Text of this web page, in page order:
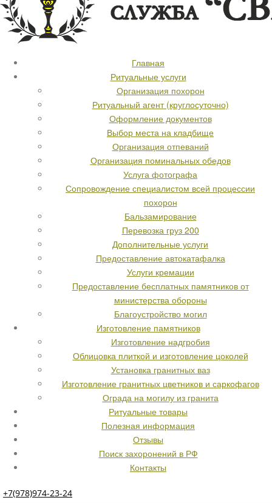
Главная
Ритуальные услуги
Организация похорон
Ритуальный агент (круглосуточно)
Оформление документов
Выбор места на кладбище
Организация отпеваний
Организация поминальных обедов
Услуга фотографа
Сопровождение специалистом всей процессии
похорон
Бальзамирование
Перевозка груз 200
Дополнительные услуги
Предоставление автокатафалка
Услуги кремации
Предоставление бесплатных памятников от
министерства обороны
Благоустройство могил
Изготовление памятников
Изготовление надгробия
Облицовка плиткой и изготовление цоколей
Установка гранитных ваз
Изготовление гранитных цветников и саркофагов
Ограда на могилу из гранита
Ритуальные товары
Полезная информация
Отзывы
Поиск захоронений в РФ
Контакты
+7(978)974-23-24